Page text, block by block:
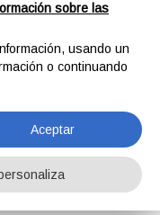
sobre las
usando un
o continuando
Aceptar